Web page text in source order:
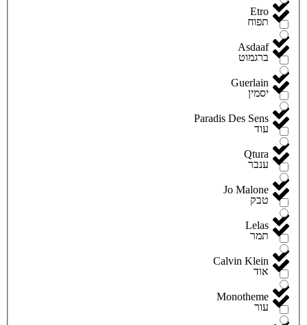
Etro
Asdaaf
Guerlain
Paradis Des Sens
Qtura
Jo Malone
Lelas
Calvin Klein
Monotheme
תפוח
ברגמוט
יסמין
עוד
ענבר
טבק
תמר
אוד
עור